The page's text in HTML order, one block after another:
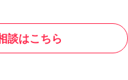
談はこちら